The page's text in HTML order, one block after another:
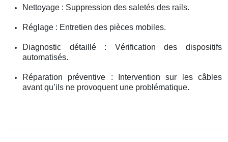
Nettoyage : Suppression des saletés des rails.
Réglage : Entretien des pièces mobiles.
Diagnostic détaillé : Vérification des dispositifs
automatisés.
Réparation préventive : Intervention sur les câbles
avant qu’ils ne provoquent une problématique.